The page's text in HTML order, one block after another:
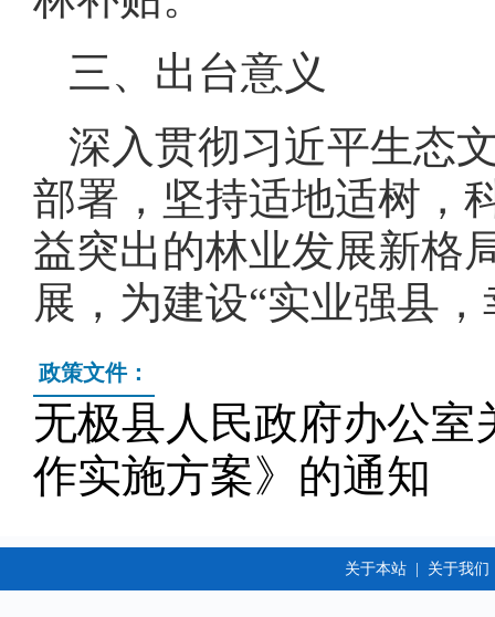
三、出台意义
深入贯彻习近平生态
部署，坚持适地适树，
益突出的林业发展新格
展，为建设“实业强县
政策文件：
无极县人民政府办公室
作实施方案》的通知